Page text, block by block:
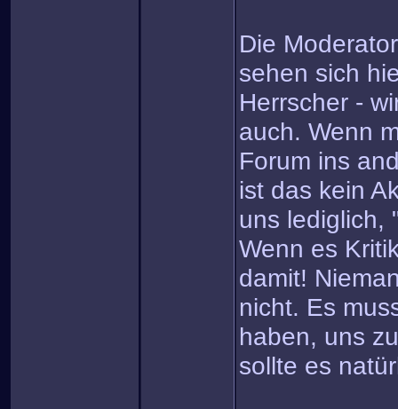
Die
sehen sich
Herrscher -
auch. Wenn
Forum ins
ist das kein
uns lediglich,
Wenn es
damit!
nicht. Es
haben, uns
sollte es